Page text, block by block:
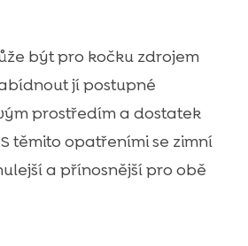
být pro kočku zdrojem
jí postupné
prostředím a dostatek
těmito opatřeními se zimní
a přínosnější pro obě